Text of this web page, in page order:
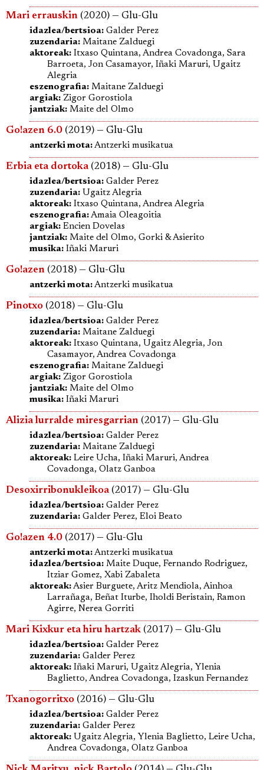
Mari errauskin (2020) — Glu-Glu
idazlea/bertsioa: Galder Perez
zuzendaria: Maitane Zalduegi
aktoreak: Itxaso Quintana, Andrea Covadonga, Sara
Barroeta, Jon Casamayor, Iñaki Maruri, Ugaitz
Alegria
eszenografia: Maitane Zalduegi
argiak: Zigor Gorostiola
jantziak: Maite del Olmo
Go!azen 6.0 (2019) — Glu-Glu
antzerki mota:Antzerki musikatua
Erbia eta dortoka(2018) — Glu-Glu
idazlea/bertsioa: Galder Perez
zuzendaria: Ugaitz Alegria
aktoreak: Itxaso Quintana, Andrea Alegria
eszenografia:Amaia Oleagoitia
argiak: Encien Dovelas
jantziak: Maite del Olmo, Gorki & Asierito
musika: Iñaki Maruri
Go!azen (2018) — Glu-Glu
antzerki mota:Antzerki musikatua
Pinotxo (2018) — Glu-Glu
idazlea/bertsioa: Galder Perez
zuzendaria: Maitane Zalduegi
aktoreak: Itxaso Quintana, Ugaitz Alegria, Jon
Casamayor, Andrea Covadonga
eszenografia: Maitane Zalduegi
argiak: Zigor Gorostiola
jantziak: Maite del Olmo
musika: Iñaki Maruri
Alizia lurralde miresgarrian (2017) — Glu-Glu
idazlea/bertsioa: Galder Perez
zuzendaria: Maitane Zalduegi
aktoreak: Leire Ucha, Iñaki Maruri, Andrea
Covadonga, Olatz Ganboa
Desoxirribonukleikoa(2017) — Glu-Glu
idazlea/bertsioa: Galder Perez
zuzendaria: Galder Perez, Eloi Beato
Go!azen 4.0 (2017) — Glu-Glu
antzerki mota:Antzerki musikatua
idazlea/bertsioa: Maite Duque, Fernando Rodriguez,
Itziar Gomez, Xabi Zabaleta
aktoreak:Asier Burguete, Aritz Mendiola, Ainhoa
Larrañaga, Beñat Iturbe, Iholdi Beristain, Ramon
Agirre, Nerea Gorriti
Mari Kixkur eta hiru hartzak (2017) — Glu-Glu
idazlea/bertsioa: Galder Perez
zuzendaria: Galder Perez
aktoreak: Iñaki Maruri, Ugaitz Alegria, Ylenia
Baglietto, Andrea Covadonga, Izaskun Fernandez
Txanogorritxo (2016) — Glu-Glu
idazlea/bertsioa: Galder Perez
zuzendaria: Galder Perez
aktoreak: Ugaitz Alegria, Ylenia Baglietto, Leire Ucha,
Andrea Covadonga, Olatz Ganboa